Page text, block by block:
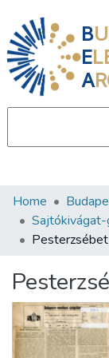
B
E
A
Communities
All of DSpace
About us
Home